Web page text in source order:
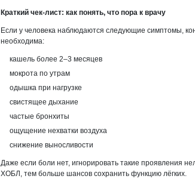
Краткий чек-лист: как понять, что пора к врачу
Если у человека наблюдаются следующие симптомы,
необходима:
кашель более 2–3 месяцев
мокрота по утрам
одышка при нагрузке
свистящее дыхание
частые бронхиты
ощущение нехватки воздуха
снижение выносливости
Даже если боли нет, игнорировать такие проявления
ХОБЛ, тем больше шансов сохранить функцию лёгких.